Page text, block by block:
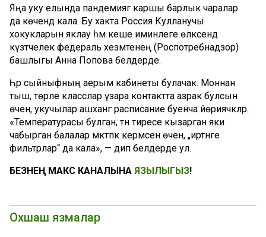
Яңа уку елында пандемиягә каршы барлык чаралар
да көчендә кала. Бу хакта Россия Кулланучы
хокукларын яклау һәм кеше иминлеге өлкәсендә
күзәтчелек федераль хезмәтенең (Роспотребнадзор)
башлыгы Анна Попова белдерде.
Һәр сыйныфның аерым кабинеты булачак. Моннан
тыш, төрле класслар үзара контактта азрак булсын
өчен, укучылар ашханәгә расписание буенча йөриячәкләр.
«Температурасы булган, тән тиресе кызарган яки
чабырган балалар мәктәпкә кермәсен өчен, „иртәнге
фильтрлар“ да кала», — дип белдерде ул.
БЕЗНЕҢ МАКС КАНАЛЫНА ЯЗЫЛЫГЫЗ!
Охшаш язмалар